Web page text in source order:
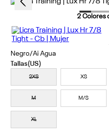
2Colores
Negro/Ai Agua
2XS XS
M M/S
XL